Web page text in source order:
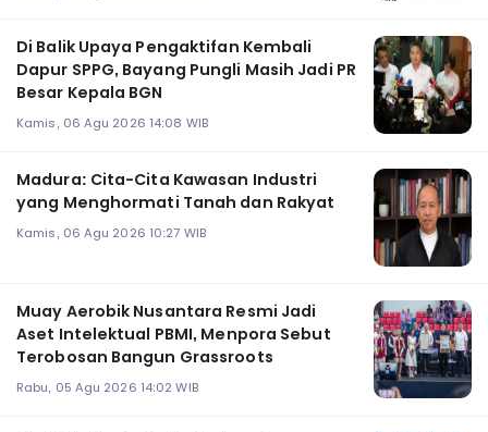
Di Balik Upaya Pengaktifan Kembali
Dapur SPPG, Bayang Pungli Masih Jadi PR
Besar Kepala BGN
Kamis, 06 Agu 2026 14:08 WIB
Madura: Cita-Cita Kawasan Industri
yang Menghormati Tanah dan Rakyat
Kamis, 06 Agu 2026 10:27 WIB
Muay Aerobik Nusantara Resmi Jadi
Aset Intelektual PBMI, Menpora Sebut
Terobosan Bangun Grassroots
Rabu, 05 Agu 2026 14:02 WIB